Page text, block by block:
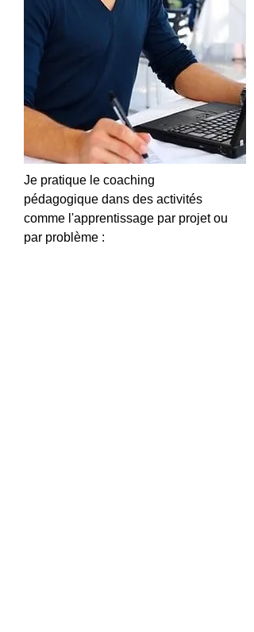
Je pratique le coaching
pédagogique dans des activités
comme l'apprentissage par projet ou
par problème :